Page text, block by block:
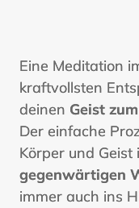
Eine Meditation
kraftvollsten
deinen Geist
Der einfache
Körper und Geist
gegenwärtigen
immer auch ins